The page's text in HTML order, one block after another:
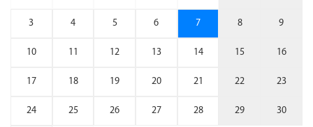
3 4 5 6 7 8 9
10 11 12 13 14 15 16
17 18 19 20 21 22 23
24 25 26 27 28 29 30